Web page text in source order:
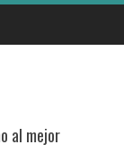
al mejor